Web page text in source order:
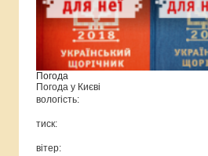
Погода
Погода у Києві
вологість:
тиск:
вітер: